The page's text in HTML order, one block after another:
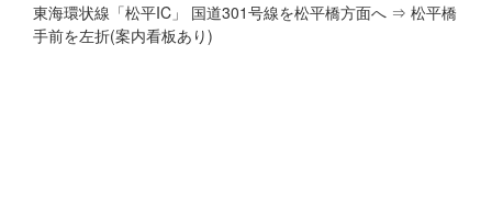
東海環状線「松平IC」 国道301号線を松平橋方面へ ⇒ 松平橋
手前を左折(案内看板あり)